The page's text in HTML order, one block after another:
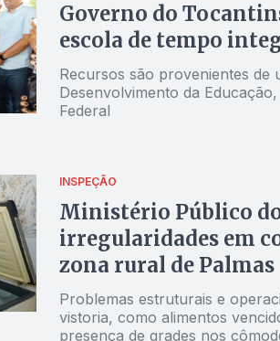
Governo do
escola de tempo
Recursos são provenientes de
Desenvolvimento da
Federal
INSPEÇÃO
Ministério Público
irregularidades em
zona rural de Palmas
Problemas estruturais e
vistoria, como alimentos
presença de grades nos